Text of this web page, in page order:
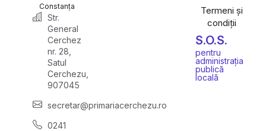
Constanța
Str.
General
Cerchez
nr. 28,
Satul
Cerchezu,
907045
secretar@primariacerchezu.ro
0241
Termeni și
condiții
S.O.S.
pentru
administrația
publică
locală